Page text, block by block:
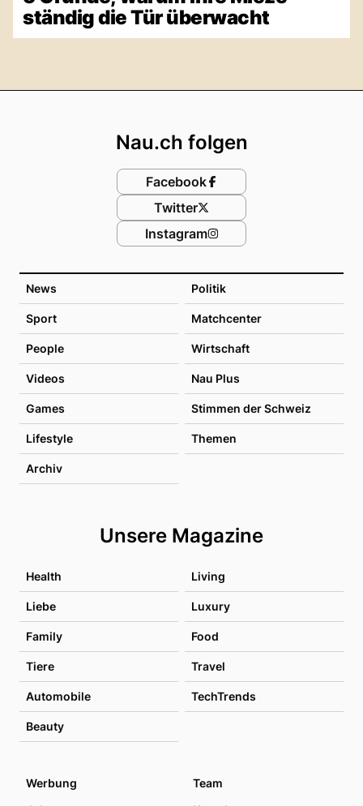
ständig die Tür überwacht
News Politik
Sport Matchcenter
People Wirtschaft
Videos Nau Plus
Games Stimmen der Schweiz
Lifestyle Themen
Archiv
Unsere Magazine
Health Living
Liebe Luxury
Family Food
Tiere Travel
Automobile TechTrends
Beauty
Nau.ch folgen
Facebook
Twitter
Instagram
Werbung
Team